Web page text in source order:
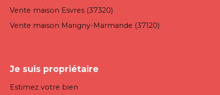
Vente maison Esvres (37320)
Vente maison Marigny-Marmande (37120)
Je suis propriétaire
Estimez votre bien